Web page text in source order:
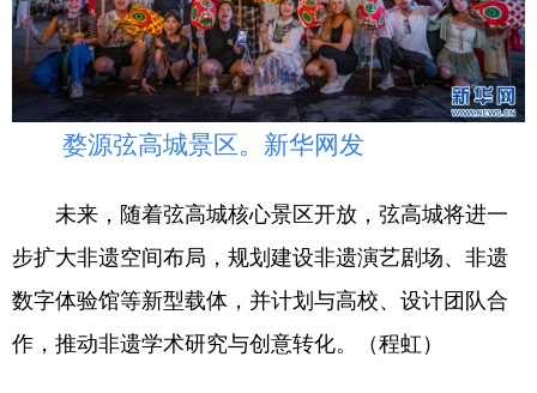
婺源弦高城景区。新华网发
未来，随着弦高城核心景区开放，弦高城将进一
步扩大非遗空间布局，规划建设非遗演艺剧场、非遗
数字体验馆等新型载体，并计划与高校、设计团队合
作，推动非遗学术研究与创意转化。（程虹）